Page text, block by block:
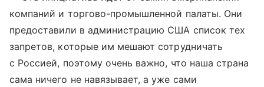
компаний и торгово-промышленной палаты. Они
предоставили в администрацию США список тех
запретов, которые им мешают сотрудничать
с Россией, поэтому очень важно, что наша страна
сама ничего не навязывает, а уже сами